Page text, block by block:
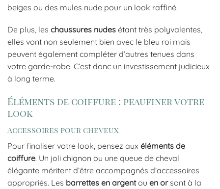
beiges ou des mules nude pour un look raffiné.
De plus, les chaussures nudes étant très polyvalentes,
elles vont non seulement bien avec le bleu roi mais
peuvent également compléter d’autres tenues dans
votre garde-robe. C’est donc un investissement judicieux
à long terme.
Éléments de coiffure : peaufiner votre
look
Accessoires pour cheveux
Pour finaliser votre look, pensez aux éléments de
coiffure. Un joli chignon ou une queue de cheval
élégante méritent d’être accompagnés d’accessoires
appropriés. Les barrettes en argentou en orsont à la